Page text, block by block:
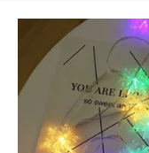
aus
der
Schweiz
Schutzhüllen
zum